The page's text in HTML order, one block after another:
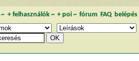
~ + felhasználók~ + poi~ fórum FAQ belépés